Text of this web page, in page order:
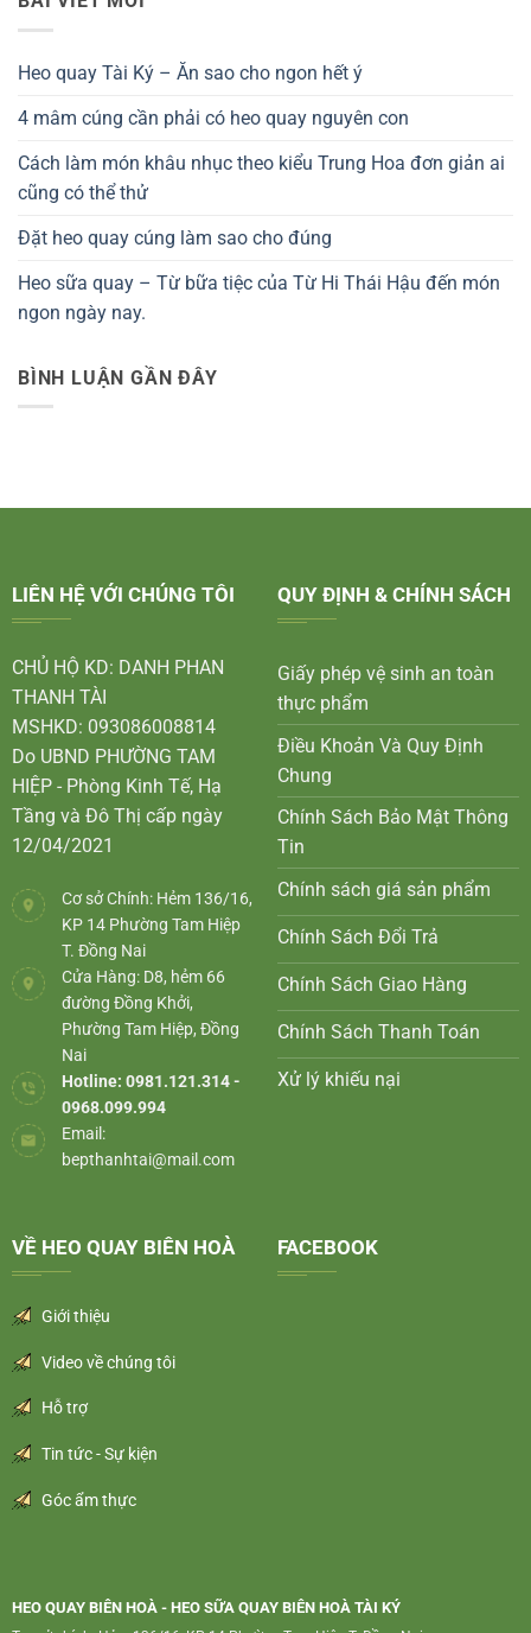
Heo quay Tài Ký – Ăn sao cho ngon hết ý
4 mâm cúng cần phải có heo quay nguyên con
Cách làm món khâu nhục theo kiểu Trung Hoa đơn giản ai
cũng có thể thử
Đặt heo quay cúng làm sao cho đúng
Heo sữa quay – Từ bữa tiệc của Từ Hi Thái Hậu đến món
ngon ngày nay.
BÌNH LUẬN GẦN ĐÂY
LIÊN HỆ VỚI CHÚNG TÔI
CHỦ HỘ KD: DANH PHAN
THANH TÀI
MSHKD: 093086008814
Do UBND PHƯỜNG TAM
HIỆP - Phòng Kinh Tế, Hạ
Tầng và Đô Thị cấp ngày
12/04/2021
Cơ sở Chính: Hẻm 136/16,
KP 14 Phường Tam Hiệp
T. Đồng Nai
Cửa Hàng: D8, hẻm 66
đường Đồng Khởi,
Phường Tam Hiệp, Đồng
Nai
Hotline: 0981.121.314 -
0968.099.994
Email:
bepthanhtai@mail.com
QUY ĐỊNH & CHÍNH SÁCH
Giấy phép vệ sinh an toàn
thực phẩm
Điều Khoản Và Quy Định
Chung
Chính Sách Bảo Mật Thông
Tin
Chính sách giá sản phẩm
Chính Sách Đổi Trả
Chính Sách Giao Hàng
Chính Sách Thanh Toán
Xử lý khiếu nại
VỀ HEO QUAY BIÊN HOÀ
Giới thiệu
Video về chúng tôi
Hỗ trợ
Tin tức - Sự kiện
Góc ẩm thực
FACEBOOK
HEO QUAY BIÊN HOÀ - HEO SỮA QUAY BIÊN HOÀ TÀI KÝ